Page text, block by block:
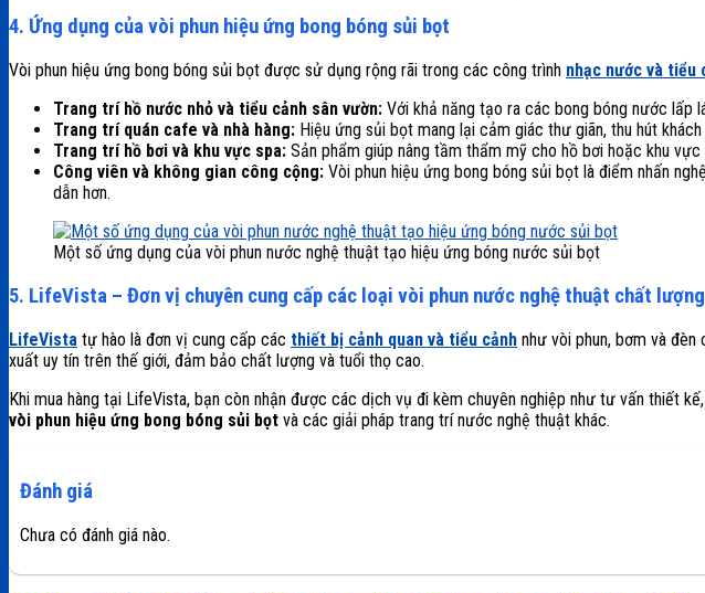
4. Ứng dụng của vòi phun hiệu ứng bong bóng sủi bọt
Vòi phun hiệu ứng bong bóng sủi bọt được sử dụng rộng rãi trong các công trình nhạc nước và tiểu
Trang trí hồ nước nhỏ và tiểu cảnh sân vườn: Với khả năng tạo ra các bong bóng nước lấp
Trang trí quán cafe và nhà hàng: Hiệu ứng sủi bọt mang lại cảm giác thư giãn, thu hút
Trang trí hồ bơi và khu vực spa: Sản phẩm giúp nâng tầm thẩm mỹ cho hồ bơi hoặc khu
Công viên và không gian công cộng: Vòi phun hiệu ứng bong bóng sủi bọt là điểm nhấn
dẫn hơn.
Một số ứng dụng của vòi phun nước nghệ thuật tạo hiệu ứng bóng nước sủi bọt
5. LifeVista – Đơn vị chuyên cung cấp các loại vòi phun nước nghệ thuật chất
LifeVista tự hào là đơn vị cung cấp các thiết bị cảnh quan và tiểu cảnh như vòi phun, bơm và
xuất uy tín trên thế giới, đảm bảo chất lượng và tuổi thọ cao.
Khi mua hàng tại LifeVista, bạn còn nhận được các dịch vụ đi kèm chuyên nghiệp như tư vấn thiết
vòi phun hiệu ứng bong bóng sủi bọt và các giải pháp trang trí nước nghệ thuật khác.
Đánh giá
Chưa có đánh giá nào.